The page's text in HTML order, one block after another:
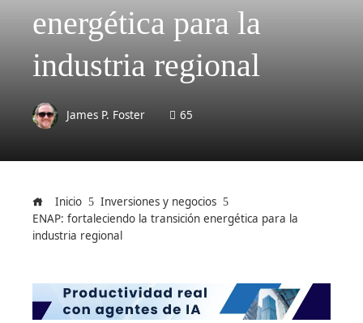
energética para la
industria regional
James P. Foster 65
Inicio
Inversiones y negocios
ENAP: fortaleciendo la transición energética para la
industria regional